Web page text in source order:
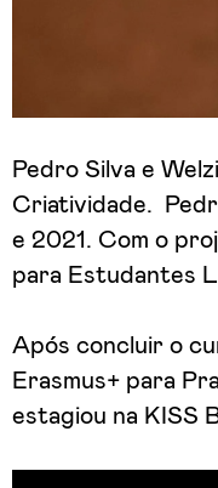
Pedro Silva e
Criatividade.
e 2021. Com o
para Estudantes
Após concluir o
Erasmus+ para
estagiou na KISS